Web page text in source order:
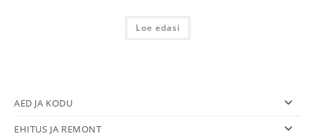
Loe edasi
AED JA KODU
EHITUS JA REMONT